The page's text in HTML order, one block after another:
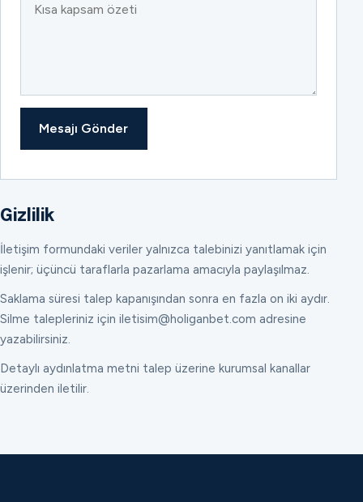
Mesajı Gönder
Gizlilik
İletişim formundaki veriler yalnızca talebinizi yanıtlamak için
işlenir; üçüncü taraflarla pazarlama amacıyla paylaşılmaz.
Saklama süresi talep kapanışından sonra en fazla on iki aydır.
Silme talepleriniz için iletisim@holiganbet.com adresine
yazabilirsiniz.
Detaylı aydınlatma metni talep üzerine kurumsal kanallar
üzerinden iletilir.